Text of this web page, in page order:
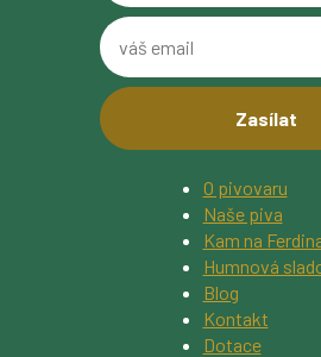
O pivovaru
Naše piva
Kam na
Humnová
Blog
Kontakt
Dotace
kód
váš
email